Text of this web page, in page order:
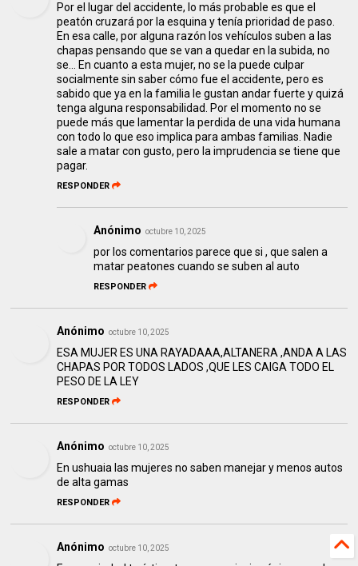
Por el lugar del accidente, lo más probable es que el
peatón cruzará por la esquina y tenía prioridad de paso.
En esa calle, por alguna razón los vehículos suben a las
chapas pensando que se van a quedar en la subida, no
se... En cuanto a esta mujer, no se la puede culpar
socialmente sin saber cómo fue el accidente, pero es
sabido que ya en la familia le gustan andar fuerte y quizá
tenga alguna responsabilidad. Por el momento no se
puede más que lamentar la perdida de una vida humana
con todo lo que eso implica para ambas familias. Nadie
sale a matar con gusto, pero la imprudencia se tiene que
pagar.
RESPONDER
Anónimo octubre 10, 2025
por los comentarios parece que si , que salen a
matar peatones cuando se suben al auto
RESPONDER
Anónimo octubre 10, 2025
ESA MUJER ES UNA RAYADAAA,ALTANERA ,ANDA A LAS
CHAPAS POR TODOS LADOS ,QUE LES CAIGA TODO EL
PESO DE LA LEY
RESPONDER
Anónimo octubre 10, 2025
En ushuaia las mujeres no saben manejar y menos autos
de alta gamas
RESPONDER
Anónimo octubre 10, 2025